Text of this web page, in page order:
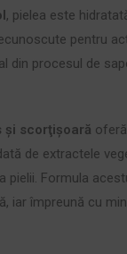
, pielea este
pentru
din procesul de
şi scorţişoară
de extractele
pielii. Formula
iar împreună cu